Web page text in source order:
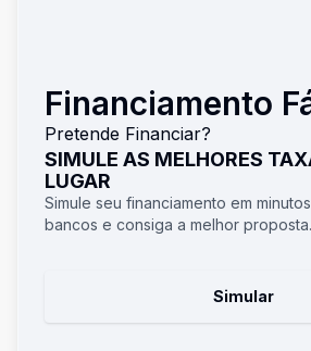
Financiamento
Pretende Financiar?
SIMULE AS MELHORES
LUGAR
Simule seu financiamento em
bancos e consiga a melhor proposta.
Simular